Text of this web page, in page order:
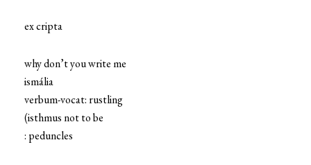
ex cripta
why don’t you write me
ismália
verbum-vocat: rustling
(isthmus not to be
: peduncles